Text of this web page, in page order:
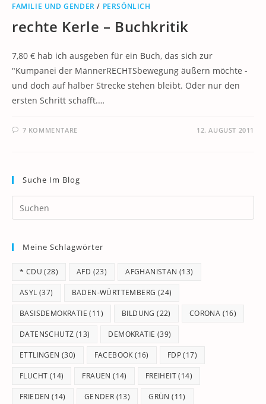
FAMILIE UND GENDER / PERSÖNLICH
rechte Kerle – Buchkritik
7,80 € hab ich ausgeben für ein Buch, das sich zur
"Kumpanei der MännerRECHTSbewegung äußern möchte -
und doch auf halber Strecke stehen bleibt. Oder nur den
ersten Schritt schafft.…
7 KOMMENTARE 12. AUGUST 2011
Suche Im Blog
Meine Schlagwörter
* CDU (28) AFD (23) AFGHANISTAN (13)
ASYL (37) BADEN-WÜRTTEMBERG (24)
BASISDEMOKRATIE (11) BILDUNG (22) CORONA (16)
DATENSCHUTZ (13) DEMOKRATIE (39)
ETTLINGEN (30) FACEBOOK (16) FDP(17)
FLUCHT (14) FRAUEN (14) FREIHEIT(14)
FRIEDEN (14) GENDER (13) GRÜN (11)